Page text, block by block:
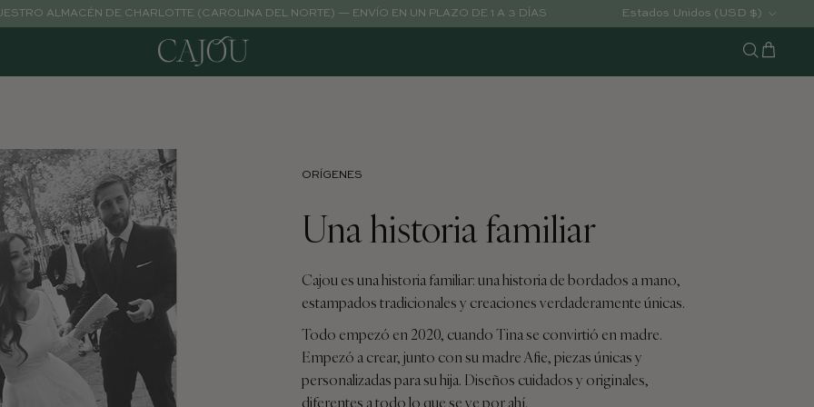
ALMACÉN DE CHARLOTTE (CAROLINA DEL NORTE) — ENVÍO EN UN PLAZO DE 1 A 3 DÍAS
País/Región
Estados Unidos (USD $)
BuscarCarrito
ORÍGENES
Una historia familiar
Cajou es una historia familiar: una historia de bordados a mano,
estampados tradicionales y creaciones verdaderamente únicas.
Todo empezó en 2020, cuando Tina se convirtió en madre.
Empezó a crear, junto con su madre Afie, piezas únicas y
personalizadas para su hija. Diseños cuidados y originales,
diferentes a todo lo que se ve por ahí.